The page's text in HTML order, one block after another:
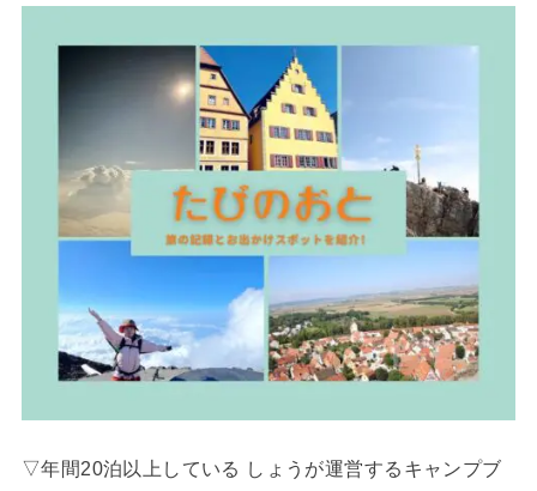
▽年間20泊以上している しょうが運営するキャンプブ